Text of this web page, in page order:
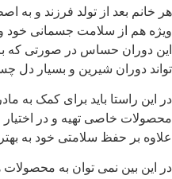
هر خانم بعد از تولد فرزند و به
ویژه هم از سلامت جسمانی خود و
این دوران حساس در صورتی
تواند دوران شیرین و بسیار دل
در این راستا باید برای کمک به
محصولات خاصی تهیه و در اختیار
علاوه بر حفظ سلامتی خود به
در این بین نمی توان به محصولات